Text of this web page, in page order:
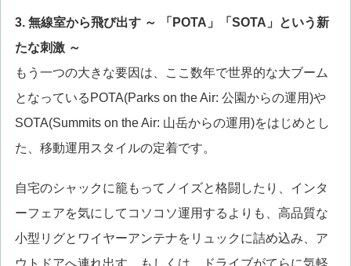
3. 無線室から飛び出す ～ 「POTA」「SOTA」という新
たな刺激 ～
もう一つの大きな要因は、ここ数年で世界的な大ブーム
となっているPOTA(Parks on the Air: 公園からの運用)や
SOTA(Summits on the Air: 山岳からの運用)をはじめとし
た、移動運用スタイルの定着です。
自宅のシャックに籠もってノイズと格闘したり、インタ
ーフェアを気にしてコソコソ運用するよりも、高品質な
小型リグとワイヤーアンテナをリュックに詰め込み、ア
ウトドアへ連れ出す。もしくは、ドライブがてらに気軽